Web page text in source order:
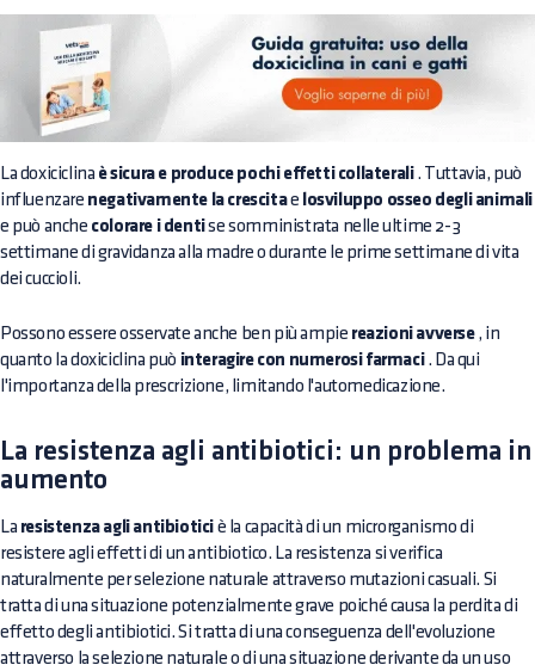
La doxiciclina è sicura e produce pochi effetti collaterali. Tuttavia, può
influenzare negativamente la crescitae losviluppo osseo degli animali
e può anche colorare i dentise somministrata nelle ultime 2-3
settimane di gravidanza alla madre o durante le prime settimane di vita
dei cuccioli.
Possono essere osservate anche ben più ampie reazioni avverse, in
quanto la doxiciclina può interagire con numerosi farmaci. Da qui
l'importanza della prescrizione, limitando l'automedicazione.
La resistenza agli antibiotici: un problema in
aumento
La resistenza agli antibiotici è la capacità di un microrganismo di
resistere agli effetti di un antibiotico. La resistenza si verifica
naturalmente per selezione naturale attraverso mutazioni casuali. Si
tratta di una situazione potenzialmente grave poiché causa la perdita di
effetto degli antibiotici. Si tratta di una conseguenza dell'evoluzione
attraverso la selezione naturale o di una situazione derivante da un uso